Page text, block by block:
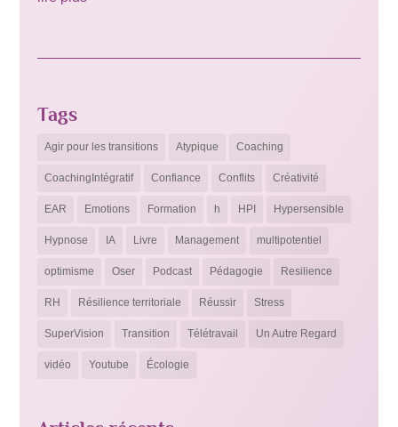
Tags
Agir pour les transitions Atypique Coaching
CoachingIntégratif Confiance Conflits Créativité
EAR Emotions Formation h HPI Hypersensible
Hypnose IA Livre Management multipotentiel
optimisme Oser Podcast Pédagogie Resilience
RH Résilience territoriale Réussir Stress
SuperVision Transition Télétravail Un Autre Regard
vidéo Youtube Écologie